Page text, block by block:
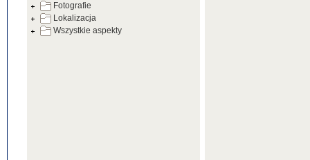
Kartoteka Zabytków
Fotografie
Lokalizacja
Wszystkie aspekty